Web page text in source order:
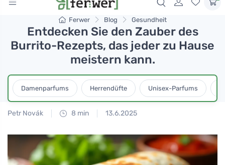
Ferwer Blog Gesundheit
Entdecken Sie den Zauber des
Burrito-Rezepts, das jeder zu Hause
meistern kann.
Damenparfums Herrendüfte Unisex-Parfums
Petr Novák 8 min 13.6.2025